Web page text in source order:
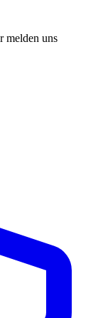
melden uns